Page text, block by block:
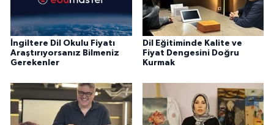
İngiltere Dil Okulu Fiyatı
Araştırıyorsanız Bilmeniz
Gerekenler
Dil Eğitiminde Kalite ve
Fiyat Dengesini Doğru
Kurmak